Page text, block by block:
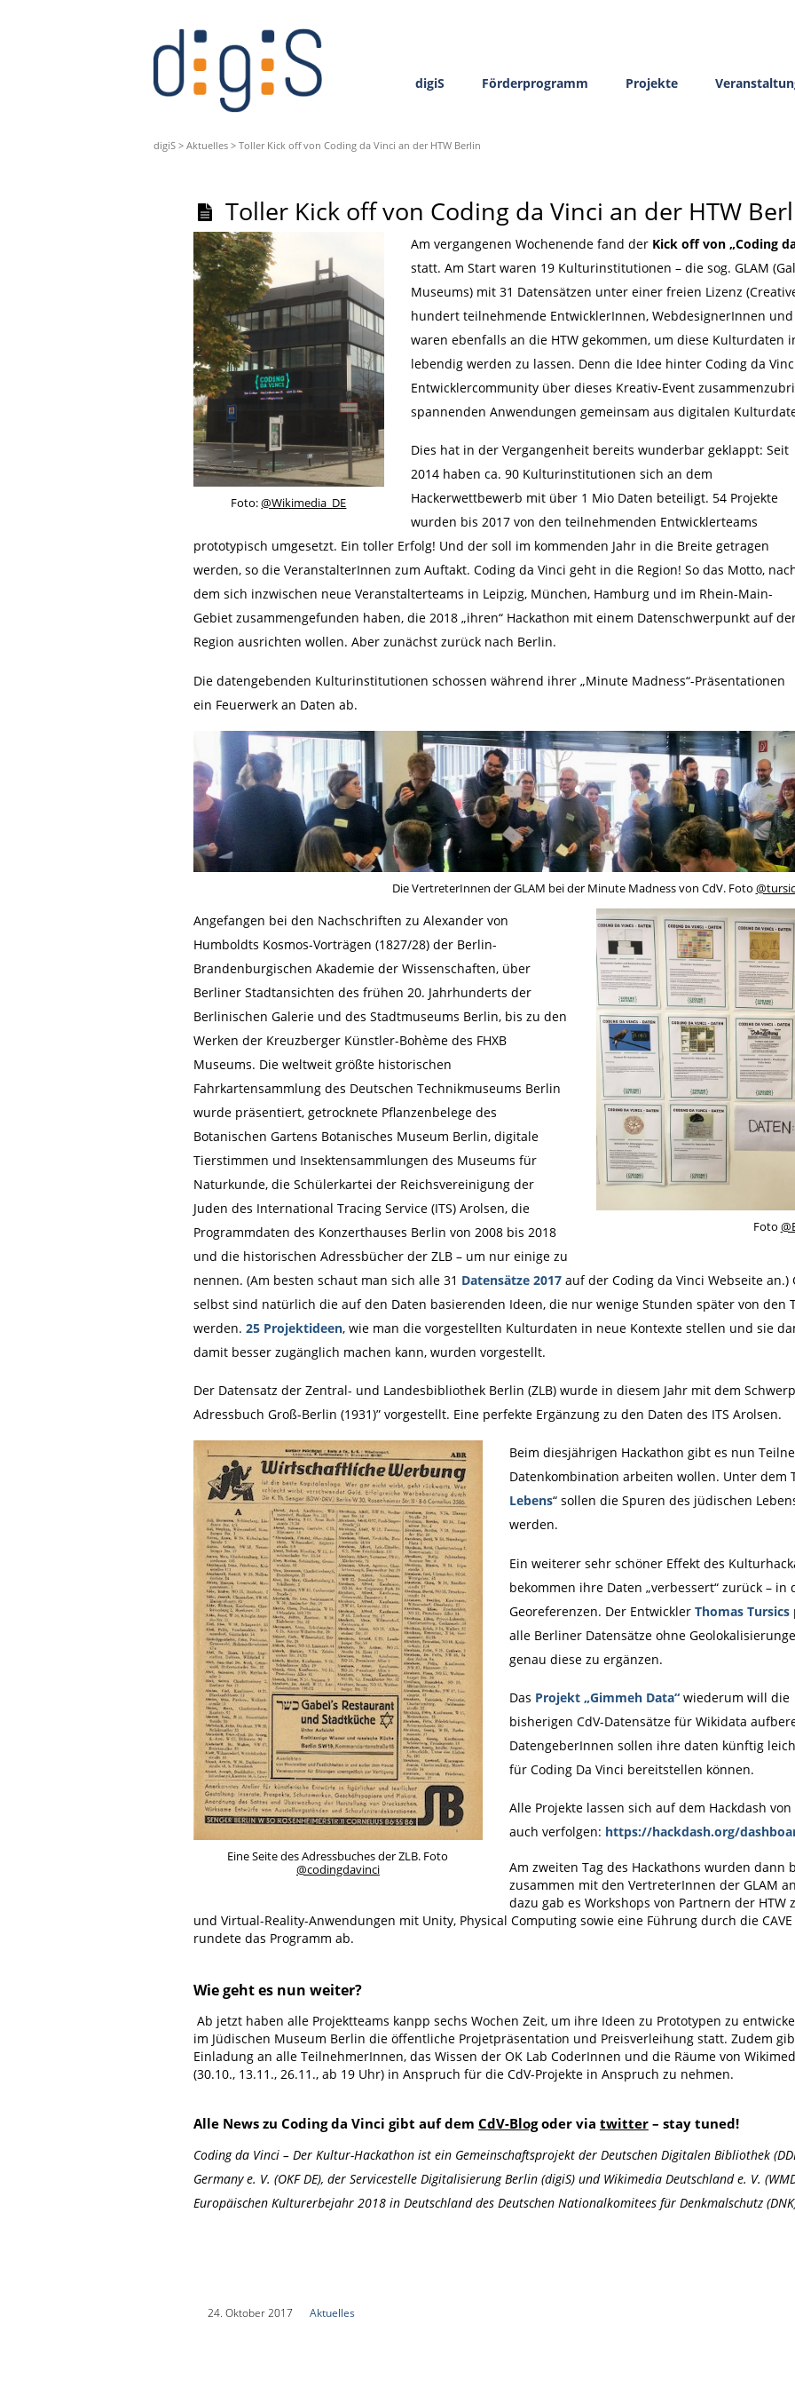
digiS Förderprogramm Projekte
digiS > Aktuelles > Toller Kick off von Coding da Vinci an der HTW Berlin
Toller Kick off von Coding da Vinci an der HTW
Foto:@Wikimedia_DE
Am vergangenen Wochenende fand der Kick off von „Coding
statt. Am Start waren 19 Kulturinstitutionen – die sog. GLAM
Museums) mit 31 Datensätzen unter einer freien Lizenz
hundert teilnehmende EntwicklerInnen, WebdesignerInnen
waren ebenfalls an die HTW gekommen, um diese Kulturdaten
lebendig werden zu lassen. Denn die Idee hinter Coding da
Entwicklercommunity über dieses Kreativ-Event
spannenden Anwendungen gemeinsam aus digitalen
Dies hat in der Vergangenheit bereits wunderbar geklappt: Seit
2014 haben ca. 90 Kulturinstitutionen sich an dem
Hackerwettbewerb mit über 1 Mio Daten beteiligt. 54 Projekte
wurden bis 2017 von den teilnehmenden Entwicklerteams
prototypisch umgesetzt. Ein toller Erfolg! Und der soll im kommenden Jahr in die Breite getragen
werden, so die VeranstalterInnen zum Auftakt. Coding da Vinci geht in die Region! So das Motto,
dem sich inzwischen neue Veranstalterteams in Leipzig, München, Hamburg und im Rhein-Main-
Gebiet zusammengefunden haben, die 2018 „ihren“ Hackathon mit einem Datenschwerpunkt auf
Region ausrichten wollen. Aber zunächst zurück nach Berlin.
Die datengebenden Kulturinstitutionen schossen während ihrer „Minute Madness“-Präsentationen
ein Feuerwerk an Daten ab.
Die VertreterInnen der GLAM bei der Minute Madness von CdV. Foto
Foto
Angefangen bei den Nachschriften zu Alexander von
Humboldts Kosmos-Vorträgen (1827/28) der Berlin-
Brandenburgischen Akademie der Wissenschaften, über
Berliner Stadtansichten des frühen 20. Jahrhunderts der
Berlinischen Galerie und des Stadtmuseums Berlin, bis zu den
Werken der Kreuzberger Künstler-Bohème des FHXB
Museums. Die weltweit größte historischen
Fahrkartensammlung des Deutschen Technikmuseums Berlin
wurde präsentiert, getrocknete Pflanzenbelege des
Botanischen Gartens Botanisches Museum Berlin, digitale
Tierstimmen und Insektensammlungen des Museums für
Naturkunde, die Schülerkartei der Reichsvereinigung der
Juden des International Tracing Service (ITS) Arolsen, die
Programmdaten des Konzerthauses Berlin von 2008 bis 2018
und die historischen Adressbücher der ZLB – um nur einige zu
nennen. (Am besten schaut man sich alle 31 Datensätze 2017 auf der Coding da Vinci Webseite
selbst sind natürlich die auf den Daten basierenden Ideen, die nur wenige Stunden später von den
werden. 25 Projektideen, wie man die vorgestellten Kulturdaten in neue Kontexte stellen und sie
damit besser zugänglich machen kann, wurden vorgestellt.
Der Datensatz der Zentral- und Landesbibliothek Berlin (ZLB) wurde in diesem Jahr mit dem
Adressbuch Groß-Berlin (1931)” vorgestellt. Eine perfekte Ergänzung zu den Daten des ITS Arolsen.
Eine Seite des Adressbuches der ZLB. Foto
@codingdavinci
Beim diesjährigen Hackathon gibt es nun
Datenkombination arbeiten wollen. Unter dem
Lebens“ sollen die Spuren des jüdischen
werden.
Ein weiterer sehr schöner Effekt des
bekommen ihre Daten „verbessert“ zurück –
Georeferenzen. Der Entwickler Thomas Tursics
alle Berliner Datensätze ohne
genau diese zu ergänzen.
Das Projekt „Gimmeh Data“wiederum will die
bisherigen CdV-Datensätze für Wikidata
DatengeberInnen sollen ihre daten künftig
für Coding Da Vinci bereitstellen können.
Alle Projekte lassen sich auf dem Hackdash
auch verfolgen: https://hackdash.org/
Am zweiten Tag des Hackathons wurden dann
zusammen mit den VertreterInnen der GLAM
dazu gab es Workshops von Partnern der
und Virtual-Reality-Anwendungen mit Unity, Physical Computing sowie eine Führung durch die
rundete das Programm ab.
Wie geht es nun weiter?
Ab jetzt haben alle Projektteams kanpp sechs Wochen Zeit, um ihre Ideen zu Prototypen zu
im Jüdischen Museum Berlin die öffentliche Projetpräsentation und Preisverleihung statt. Zudem
Einladung an alle TeilnehmerInnen, das Wissen der OK Lab CoderInnen und die Räume von
(30.10., 13.11., 26.11., ab 19 Uhr) in Anspruch für die CdV-Projekte in Anspruch zu nehmen.
Alle News zu Coding da Vinci gibt auf dem CdV-Blogoder via twitter– stay tuned!
Coding da Vinci – Der Kultur-Hackathon ist ein Gemeinschaftsprojekt der Deutschen Digitalen Bibliothek
Germany e. V. (OKF DE), der Servicestelle Digitalisierung Berlin (digiS) und Wikimedia Deutschland e. V.
Europäischen Kulturerbejahr 2018 in Deutschland des Deutschen Nationalkomitees für Denkmalschutz
24. Oktober 2017 Aktuelles